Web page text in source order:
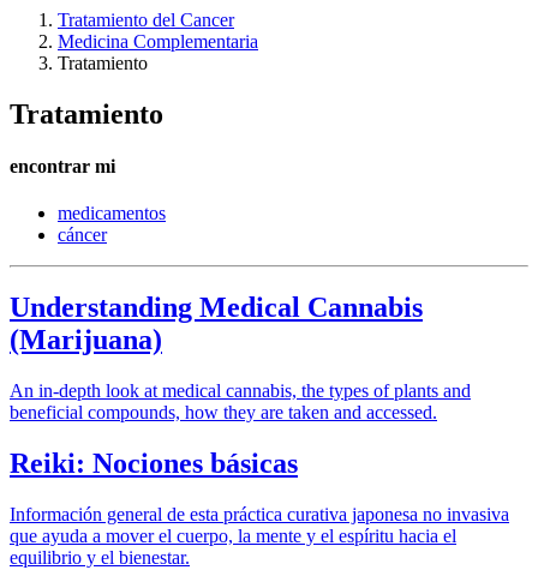
Tratamiento del Cancer
Medicina Complementaria
Tratamiento
Tratamiento
encontrar mi
medicamentos
cáncer
Understanding Medical Cannabis
(Marijuana)
An in-depth look at medical cannabis, the types of plants and
beneficial compounds, how they are taken and accessed.
Reiki: Nociones básicas
Información general de esta práctica curativa japonesa no invasiva
que ayuda a mover el cuerpo, la mente y el espíritu hacia el
equilibrio y el bienestar.